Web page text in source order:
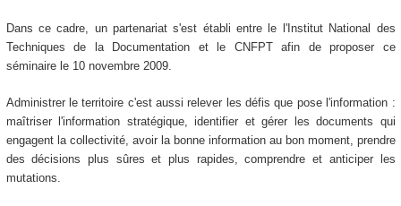
Dans ce cadre, un partenariat s'est établi entre le l'Institut National des
Techniques de la Documentation et le CNFPT afin de proposer ce
séminaire le 10 novembre 2009.
Administrer le territoire c'est aussi relever les défis que pose l'information :
maîtriser l'information stratégique, identifier et gérer les documents qui
engagent la collectivité, avoir la bonne information au bon moment, prendre
des décisions plus sûres et plus rapides, comprendre et anticiper les
mutations.